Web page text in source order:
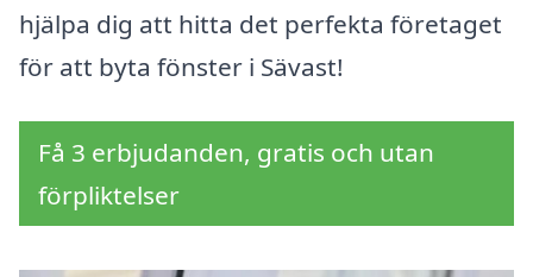
hjälpa dig att hitta det perfekta företaget
för att byta fönster i Sävast!
Få 3 erbjudanden, gratis och utan
förpliktelser